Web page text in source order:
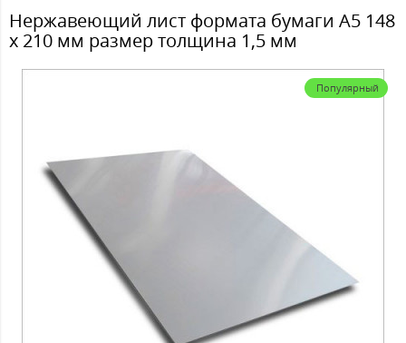
Нержавеющий лист формата бумаги А5 148
х 210 мм размер толщина 1,5 мм
Популярный